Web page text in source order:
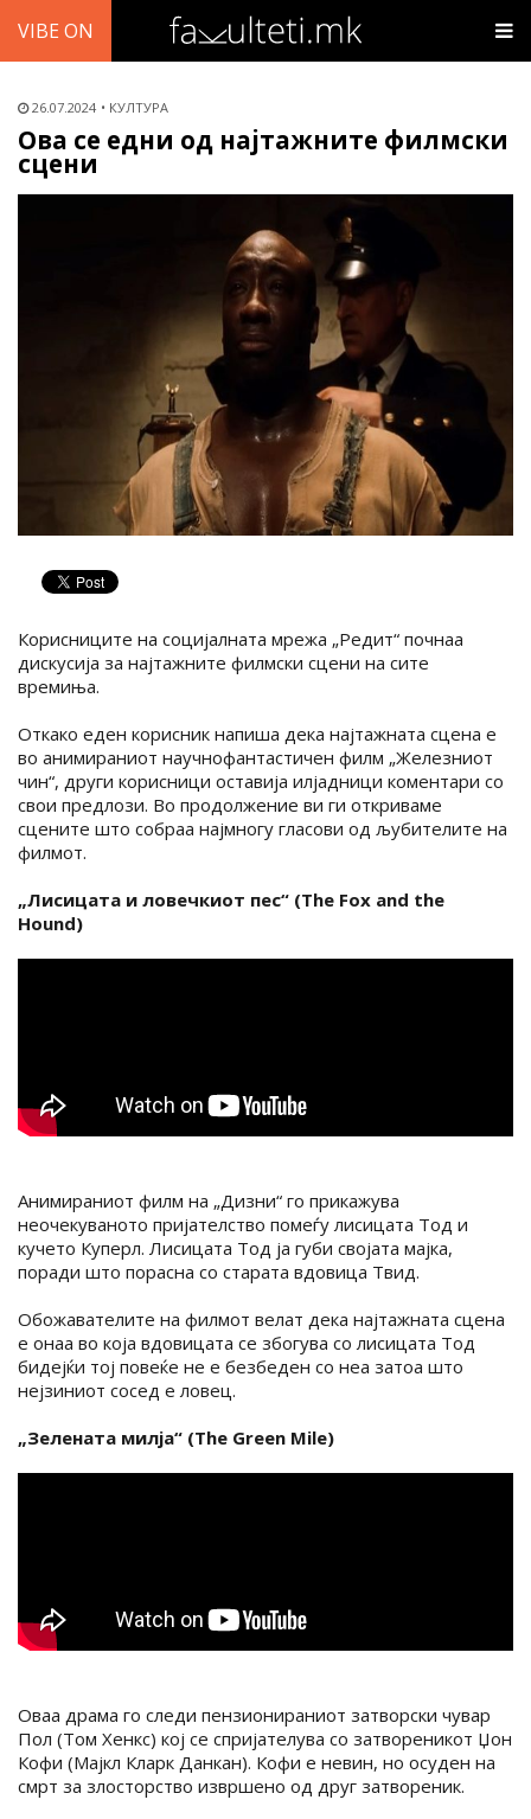
VIBE ON
26.07.2024 КУЛТУРА
Ова се едни од најтажните филмски
сцени
Корисниците на социјалната мрежа „Редит“ почнаа
дискусија за најтажните филмски сцени на сите
времиња.
Откако еден корисник напиша дека најтажната сцена е
во анимираниот научнофантастичен филм „Железниот
чин“, други корисници оставија илјадници коментари со
свои предлози. Во продолжение ви ги откриваме
сцените што собраа најмногу гласови од љубителите на
филмот.
„Лисицата и ловечкиот пес“ (The Fox and the
Hound)
Анимираниот филм на „Дизни“ го прикажува
неочекуваното пријателство помеѓу лисицата Тод и
кучето Куперл. Лисицата Тод ја губи својата мајка,
поради што порасна со старата вдовица Твид.
Обожавателите на филмот велат дека најтажната сцена
е онаа во која вдовицата се збогува со лисицата Тод
бидејќи тој повеќе не е безбеден со неа затоа што
нејзиниот сосед е ловец.
„Зелената милја“ (The Green Mile)
Оваа драма го следи пензионираниот затворски чувар
Пол (Том Хенкс) кој се спријателува со затвореникот Џон
Кофи (Мајкл Кларк Данкан). Кофи е невин, но осуден на
смрт за злосторство извршено од друг затвореник.